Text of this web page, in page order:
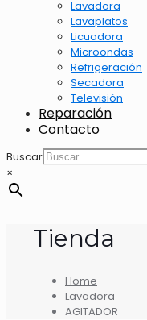
Lavadora
Lavaplatos
Licuadora
Microondas
Refrigeración
Secadora
Televisión
Reparación
Contacto
Buscar
×
Tienda
Home
Lavadora
AGITADOR